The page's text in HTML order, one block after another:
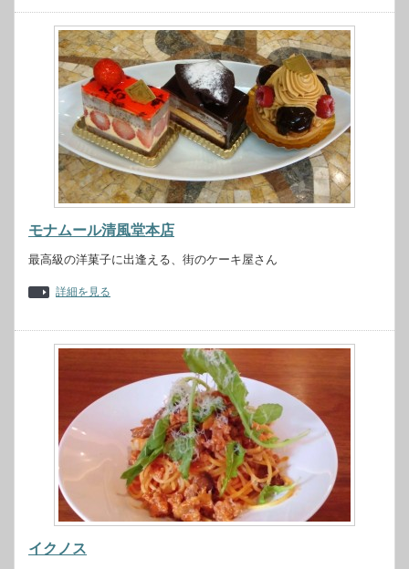
モナムール清風堂本店
最高級の洋菓子に出逢える、街のケーキ屋さん
詳細を見る
イクノス